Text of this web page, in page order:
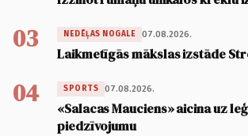
03 NEDĒĻAS NOGALE 07.08.2026.
Laikmetīgās mākslas izstāde
04 SPORTS 07.08.2026.
«Salacas Mauciens» aicina uz
piedzīvojumu